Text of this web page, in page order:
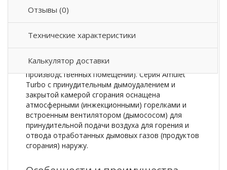
Отзывы (0)
Технические характеристики
Калькулятор доставки
Описание товара
индивидуальных жилых домов, общественных и
производственных помещений). Серия Amulet
Turbo с принудительным дымоудалением и
закрытой камерой сгорания оснащена
атмосферными (инжекционными) горелками и
встроенным вентилятором (дымососом) для
принудительной подачи воздуха для горения и
отвода отработанных дымовых газов (продуктов
сгорания) наружу.